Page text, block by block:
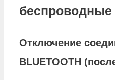
Отключение
BLUETOOTH